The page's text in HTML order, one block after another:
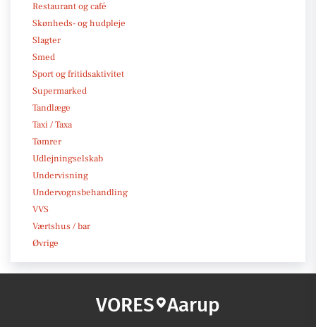
Restaurant og café
Skønheds- og hudpleje
Slagter
Smed
Sport og fritidsaktivitet
Supermarked
Tandlæge
Taxi / Taxa
Tømrer
Udlejningselskab
Undervisning
Undervognsbehandling
VVS
Værtshus / bar
Øvrige
VORES Aarup